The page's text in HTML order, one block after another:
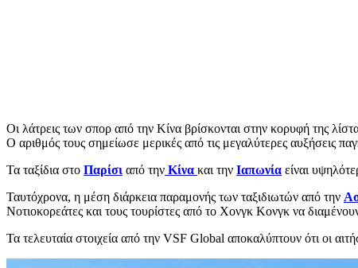
Οι λάτρεις των σπορ από την Κίνα βρίσκονται στην κορυφή της
Ο αριθμός τους σημείωσε μερικές από τις μεγαλύτερες αυξήσεις
Τα ταξίδια στο Παρίσι από την Κίνα και την Ιαπωνία είναι
Ταυτόχρονα, η μέση διάρκεια παραμονής των ταξιδιωτών από την
Νοτιοκορεάτες και τους τουρίστες από το Χονγκ Κονγκ να
Τα τελευταία στοιχεία από την VSF Global αποκαλύπτουν ότι οι